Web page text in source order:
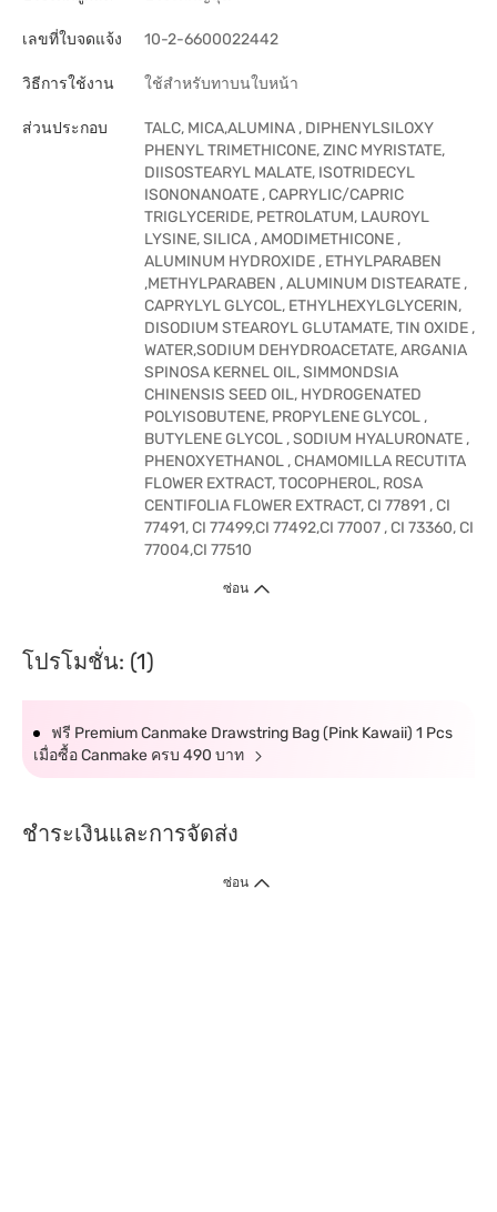
เลขที่ใบจดแจ้ง 10-2-6600022442
วิธีการใช้งาน ใช้สำหรับทาบนใบหน้า
ส่วนประกอบ
TALC, MICA,ALUMINA , DIPHENYLSILOXY
PHENYL TRIMETHICONE, ZINC MYRISTATE,
DIISOSTEARYL MALATE, ISOTRIDECYL
ISONONANOATE , CAPRYLIC/CAPRIC
TRIGLYCERIDE, PETROLATUM, LAUROYL
LYSINE, SILICA , AMODIMETHICONE ,
ALUMINUM HYDROXIDE , ETHYLPARABEN
,METHYLPARABEN , ALUMINUM DISTEARATE ,
CAPRYLYL GLYCOL, ETHYLHEXYLGLYCERIN,
DISODIUM STEAROYL GLUTAMATE, TIN OXIDE ,
WATER,SODIUM DEHYDROACETATE, ARGANIA
SPINOSA KERNEL OIL, SIMMONDSIA
CHINENSIS SEED OIL, HYDROGENATED
POLYISOBUTENE, PROPYLENE GLYCOL ,
BUTYLENE GLYCOL , SODIUM HYALURONATE ,
PHENOXYETHANOL , CHAMOMILLA RECUTITA
FLOWER EXTRACT, TOCOPHEROL, ROSA
CENTIFOLIA FLOWER EXTRACT, CI 77891 , CI
77491, CI 77499,CI 77492,CI 77007 , CI 73360, CI
77004,CI 77510
ซ่อน
โปรโมชั่น: (1)
ฟรี Premium Canmake Drawstring Bag (Pink Kawaii) 1 Pcs
เมื่อซื้อ Canmake ครบ 490 บาท
ชำระเงินและการจัดส่ง
ซ่อน